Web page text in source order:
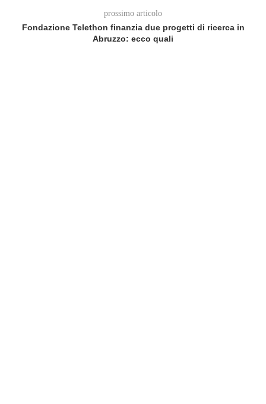
prossimo articolo
Fondazione Telethon finanzia due progetti di ricerca in
Abruzzo: ecco quali